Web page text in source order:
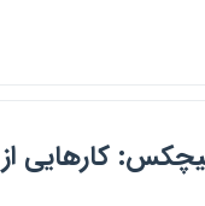
كارهايي از 1368-1355